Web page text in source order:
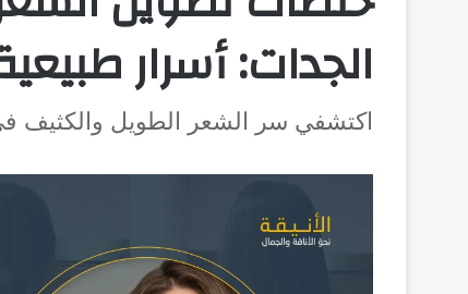
الجدات: أسرار
اكتشفي سر الشعر الطويل والكثيف